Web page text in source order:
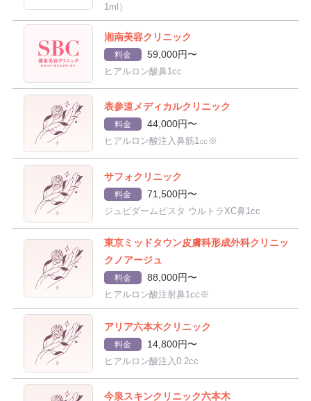
1ml）
湘南美容クリニック
料金 59,000円〜
ヒアルロン酸鼻1cc
表参道メディカルクリニック
料金 44,000円〜
ヒアルロン酸注入鼻筋1㏄※
サフォクリニック
料金 71,500円〜
ジュビダームビスタ ウルトラXC鼻1cc
東京ミッドタウン皮膚科形成外科クリニッ
クノアージュ
料金 88,000円〜
ヒアルロン酸注射鼻1cc※
アリア六本木クリニック
料金 14,800円〜
ヒアルロン酸注入0.2cc
今泉スキンクリニック六本木